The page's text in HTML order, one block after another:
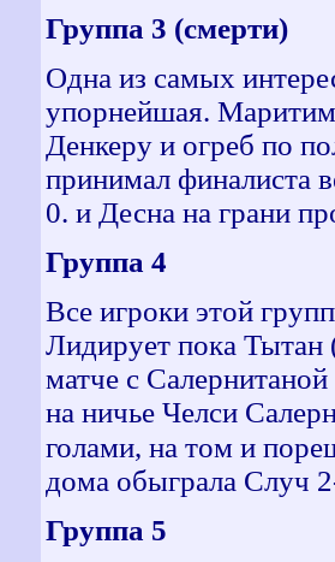
Группа 3 (смерти)
Одна из самых
упорнейшая.
Денкеру и огреб по
принимал финалиста
0. и Десна на грани
Группа 4
Все игроки этой
Лидирует пока Тытан
матче с
на ничье Челси
голами, на том и
дома обыграла Случ
Группа 5